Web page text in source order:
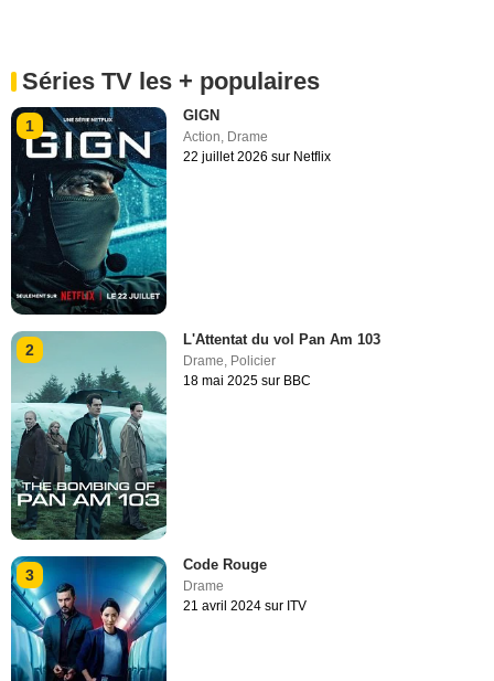
Séries TV les + populaires
1
GIGN
Action, Drame
22 juillet 2026 sur Netflix
2
L'Attentat du vol Pan Am 103
Drame, Policier
18 mai 2025 sur BBC
3
Code Rouge
Drame
21 avril 2024 sur ITV